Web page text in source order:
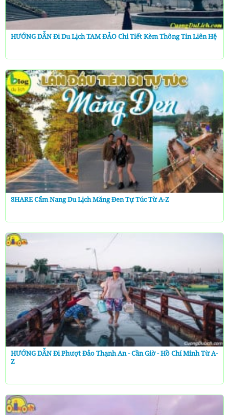
HƯỚNG DẪN Đi Du Lịch TAM ĐẢO Chi Tiết Kèm Thông Tin Liên Hệ
SHARE Cẩm Nang Du Lịch Măng Đen Tự Túc Từ A-Z
HƯỚNG DẪN Đi Phượt Đảo Thạnh An - Cần Giờ - Hồ Chí Minh Từ A-
Z